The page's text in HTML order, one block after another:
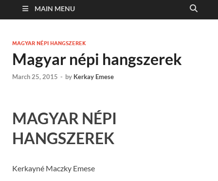
MAIN MENU
MAGYAR NÉPI HANGSZEREK
Magyar népi hangszerek
March 25, 2015 - by Kerkay Emese
MAGYAR NÉPI
HANGSZEREK
Kerkayné Maczky Emese